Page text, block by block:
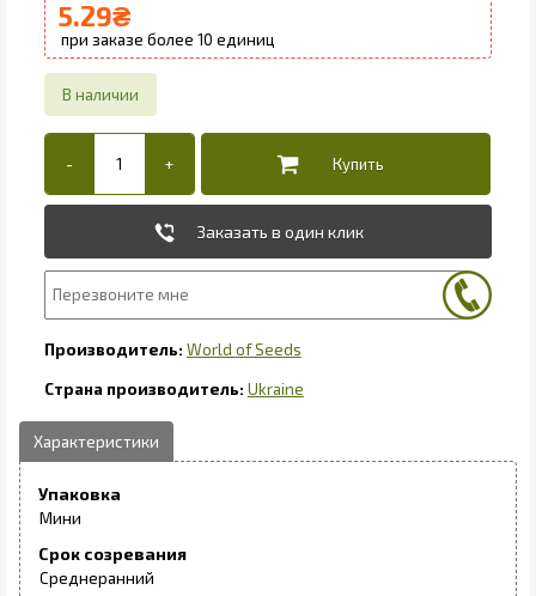
5.29₴
10
Заказать в один клик
World of Seeds
Ukraine
Упаковка
Мини
Срок созревания
Среднеранний